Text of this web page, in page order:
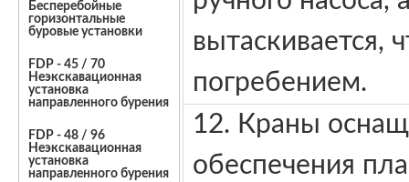
Бесперебойные
горизонтальные
буровые установки
FDP - 45 / 70
Неэкскавационная
установка
направленного бурения
FDP - 48 / 96
Неэкскавационная
установка
направленного бурения
вытаскивается,
погребением.
12. Краны
обеспечения